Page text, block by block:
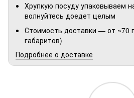
Хрупкую посуду упаковываем
волнуйтесь доедет целым
Стоимость доставки — от ~70
габаритов)
Подробнее о доставке